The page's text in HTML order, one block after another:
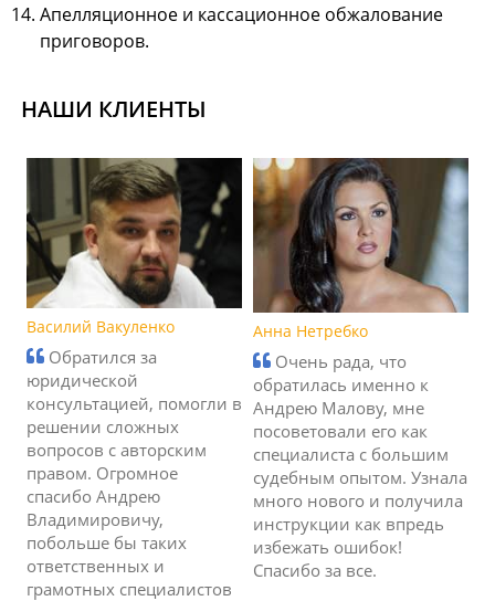
Апелляционное и кассационное обжалование
приговоров.
НАШИ КЛИЕНТЫ
Василий Вакуленко
Обратился за
юридической
консультацией, помогли в
решении сложных
вопросов с авторским
правом. Огромное
спасибо Андрею
Владимировичу,
побольше бы таких
ответственных и
грамотных специалистов
Анна Нетребко
Очень рада, что
обратилась именно к
Андрею Малову, мне
посоветовали его как
специалиста с большим
судебным опытом. Узнала
много нового и получила
инструкции как впредь
избежать ошибок!
Спасибо за все.